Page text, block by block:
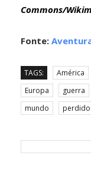
Commons/
Fonte:
TAGS: América
Europa
guerra
mundo